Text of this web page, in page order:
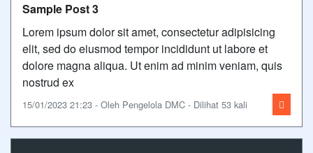
Sample Post 3
Lorem ipsum dolor sit amet, consectetur adipisicing
elit, sed do eiusmod tempor incididunt ut labore et
dolore magna aliqua. Ut enim ad minim veniam, quis
nostrud ex
15/01/2023 21:23 - Oleh Pengelola DMC - Dilihat 53 kali